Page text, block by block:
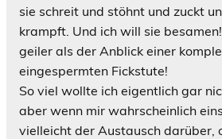
sie schreit und stöhnt und zuckt
krampft. Und ich will sie
geiler als der Anblick einer
eingespermten Fickstute!
So viel wollte ich eigentlich gar
aber wenn mir wahrscheinlich
vielleicht der Austausch darüber,